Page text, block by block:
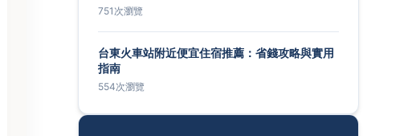
751次瀏覽
台東火車站附近便宜住宿推薦：省錢攻略與實用
指南
554次瀏覽